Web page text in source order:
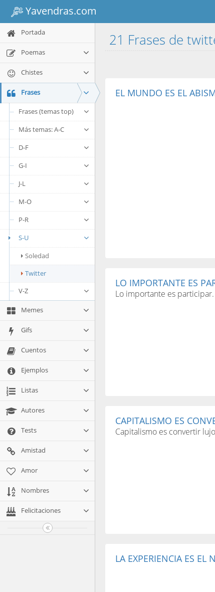
Yavendras.com
Portada
Poemas
Chistes
Frases
Frases (temas top)
Más temas: A-C
D-F
G-I
J-L
M-O
P-R
S-U
Soledad
Twitter
V-Z
Memes
Gifs
Cuentos
Ejemplos
Listas
Autores
Tests
Amistad
Amor
Nombres
Felicitaciones
21 Frases de
EL MUNDO ES EL
LO IMPORTANTE ES
Lo importante es participar.
CAPITALISMO ES
Capitalismo es convertir
LA EXPERIENCIA ES EL